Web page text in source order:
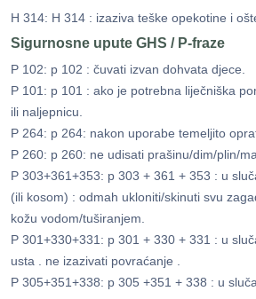
H 314: H 314 : izaziva teške opekotine i
Sigurnosne upute GHS / P-fraze
P 102: p 102 : čuvati izvan dohvata djece.
P 101: p 101 : ako je potrebna liječniška
ili naljepnicu.
P 264: p 264: nakon uporabe temeljito
P 260: p 260: ne udisati prašinu/dim/plin/
P 303+361+353: p 303 + 361 + 353 : u
(ili kosom) : odmah ukloniti/skinuti svu
kožu vodom/tuširanjem.
P 301+330+331: p 301 + 330 + 331 : u
usta . ne izazivati ​​povraćanje .
P 305+351+338: p 305 +351 + 338 : u